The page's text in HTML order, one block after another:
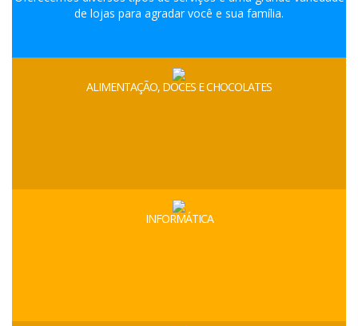
de lojas para agradar você e sua família.
ALIMENTAÇÃO, DOCES E CHOCOLATES
INFORMÁTICA